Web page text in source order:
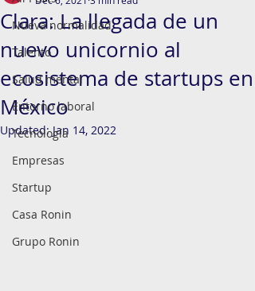
Nueva normalidad
Talento
Salud mental
Entorno laboral
Tecnología
Empresas
Startup
Casa Ronin
Grupo Ronin
Clara: La llegada de un
nuevo unicornio al
ecosistema de startups en
México
Updated:Jan 14, 2022